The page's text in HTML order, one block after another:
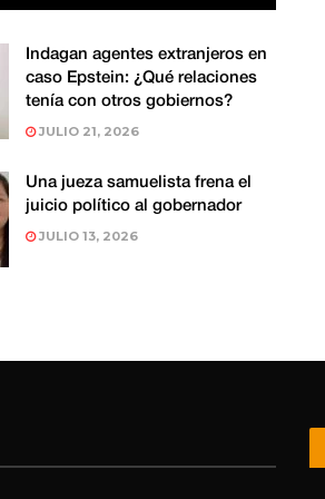
Indagan agentes extranjeros en
caso Epstein: ¿Qué relaciones
tenía con otros gobiernos?
JULIO 21, 2026
Una jueza samuelista frena el
juicio político al gobernador
JULIO 13, 2026